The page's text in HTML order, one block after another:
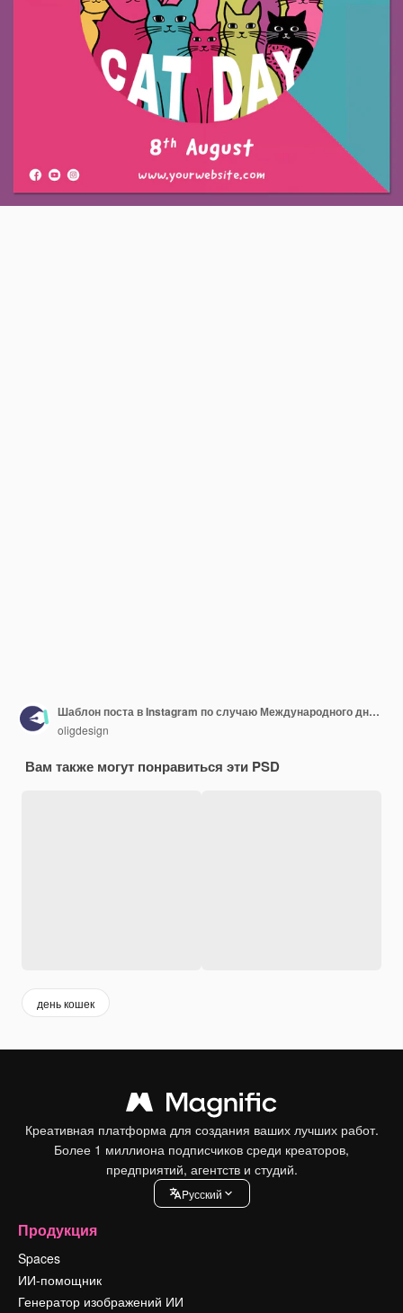
Шаблон поста в Instagram по случаю Международного дня кошек
oligdesign
Вам также могут понравиться эти PSD
день кошек
Креативная платформа для создания ваших лучших работ.
Более 1 миллиона подписчиков среди креаторов,
предприятий, агентств и студий.
Pусский
Продукция
Spaces
ИИ-помощник
Генератор изображений ИИ